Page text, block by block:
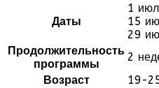
Даты
1
15
29
Продолжительность
программы
2
Возраст
19-